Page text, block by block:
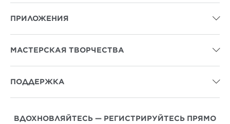
ПРИЛОЖЕНИЯ 
МАСТЕРСКАЯ ТВОРЧЕСТВА 
ПОДДЕРЖКА 
ВДОХНОВЛЯЙТЕСЬ — РЕГИСТРИРУЙТЕСЬ ПРЯМО